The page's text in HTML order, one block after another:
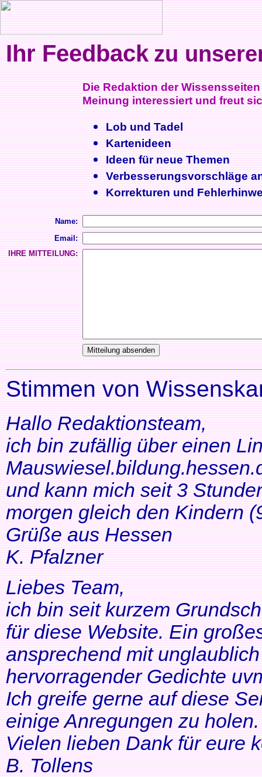
Ihr Feedback zu
Die Redaktion der
Meinung interessiert und freut
Lob und Tadel
Kartenideen
Ideen für neue Themen
Verbesserungsvorschläge
Korrekturen und
Name:
Email:
IHRE MITTEILUNG:
Stimmen von
Hallo Redaktionsteam,
ich bin zufällig über einen
und kann mich seit 3
morgen gleich den Kindern
Grüße aus Hessen
K. Pfalzner
Liebes Team,
ich bin seit kurzem
für diese Website. Ein
ansprechend mit
hervorragender Gedichte
Ich greife gerne auf diese
einige Anregungen zu
Vielen lieben Dank für eure
B. Tollens